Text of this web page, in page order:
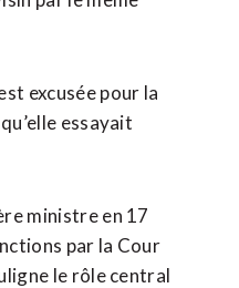
excusée pour la
essayait
ministre en 17
par la Cour
le rôle central